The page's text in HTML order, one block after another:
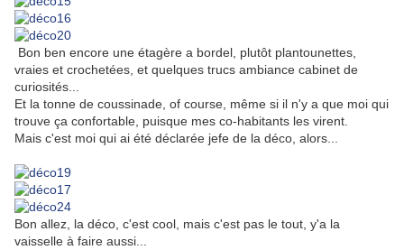
Bon ben encore une étagère a bordel, plutôt plantounettes,
vraies et crochetées, et quelques trucs ambiance cabinet de
curiosités...
Et la tonne de coussinade, of course, même si il n'y a que moi qui
trouve ça confortable, puisque mes co-habitants les virent.
Mais c'est moi qui ai été déclarée jefe de la déco, alors...
Bon allez, la déco, c'est cool, mais c'est pas le tout, y'a la
vaisselle à faire aussi...